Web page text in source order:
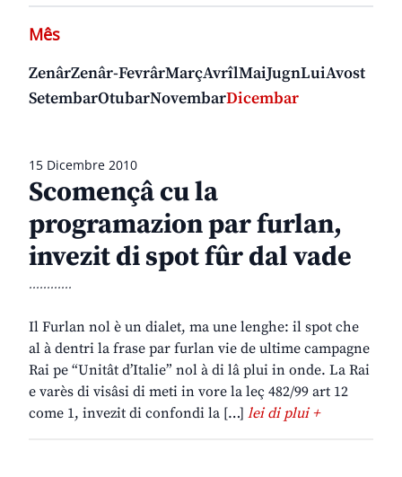
15 Dicembre 2010
Scomençâ cu la
programazion par furlan,
invezit di spot fûr dal vade
............
Il Furlan nol è un dialet, ma une lenghe: il spot che
al à dentri la frase par furlan vie de ultime campagne
Rai pe “Unitât d’Italie” nol à di lâ plui in onde. La Rai
e varès di visâsi di meti in vore la leç 482/99 art 12
come 1, invezit di confondi la […] lei di plui +
Mês
ZenârZenâr-FevrârMarçAvrîlMaiJugnLuiAvost
SetembarOtubarNovembarDicembar